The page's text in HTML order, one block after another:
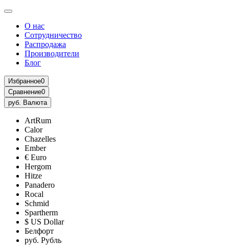
О нас
Сотрудничество
Распродажа
Производители
Блог
Избранное0
Сравнение0
руб. Валюта
ArtRum
Calor
Chazelles
Ember
€ Euro
Hergom
Hitze
Panadero
Rocal
Schmid
Spartherm
$ US Dollar
Белфорт
руб. Рубль